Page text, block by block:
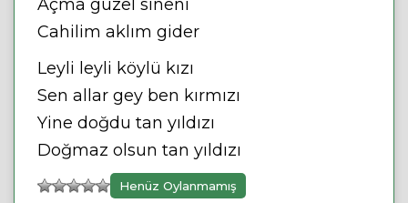
Açma güzel sineni
Cahilim aklım gider
Leyli leyli köylü kızı
Sen allar gey ben kırmızı
Yine doğdu tan yıldızı
Doğmaz olsun tan yıldızı
Henüz Oylanmamış